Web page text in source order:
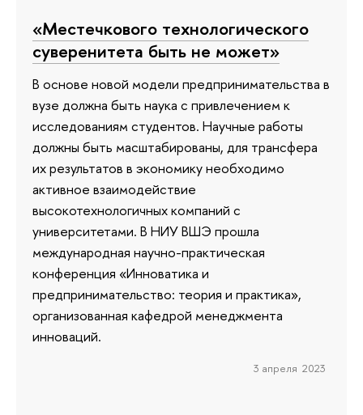
«Местечкового технологического
суверенитета быть не может»
В основе новой модели предпринимательства в
вузе должна быть наука с привлечением к
исследованиям студентов. Научные работы
должны быть масштабированы, для трансфера
их результатов в экономику необходимо
активное взаимодействие
высокотехнологичных компаний с
университетами. В НИУ ВШЭ прошла
международная научно-практическая
конференция «Инноватика и
предпринимательство: теория и практика»,
организованная кафедрой менеджмента
инноваций.
3 апреля 2023